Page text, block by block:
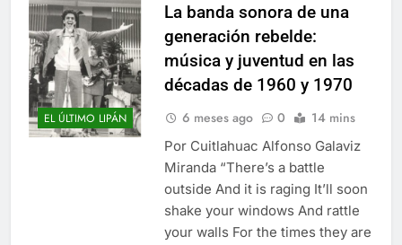
EL ÚLTIMO LIPÁN
La banda sonora de una
generación rebelde:
música y juventud en las
décadas de 1960 y 1970
6 meses ago 0 14 mins
Por Cuitlahuac Alfonso Galaviz
Miranda “There’s a battle
outside And it is raging It’ll soon
shake your windows And rattle
your walls For the times they are